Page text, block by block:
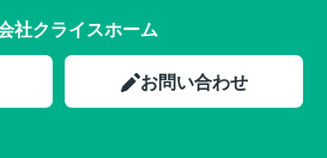
社クライスホーム
お問い合わせ